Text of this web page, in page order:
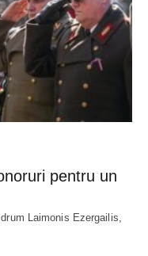
pentru un
Laimonis Ezergailis,